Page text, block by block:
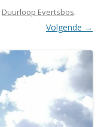
Duurloop Evertsbos.
Volgende →